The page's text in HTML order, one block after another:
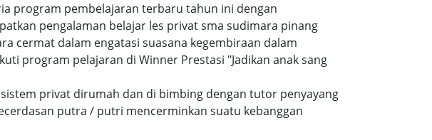
program pembelajaran terbaru tahun ini dengan
pengalaman belajar les privat sma sudimara pinang
cermat dalam engatasi suasana kegembiraan dalam
program pelajaran di Winner Prestasi "Jadikan anak sang
privat dirumah dan di bimbing dengan tutor penyayang
putra / putri mencerminkan suatu kebanggan